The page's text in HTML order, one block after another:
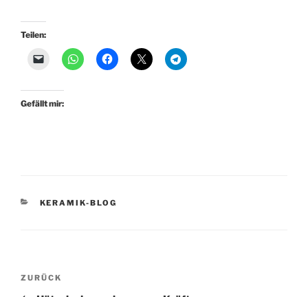
Teilen:
Gefällt mir:
KATEGORIEN
KERAMIK-BLOG
Beitragsnavigation
Vorheriger
ZURÜCK